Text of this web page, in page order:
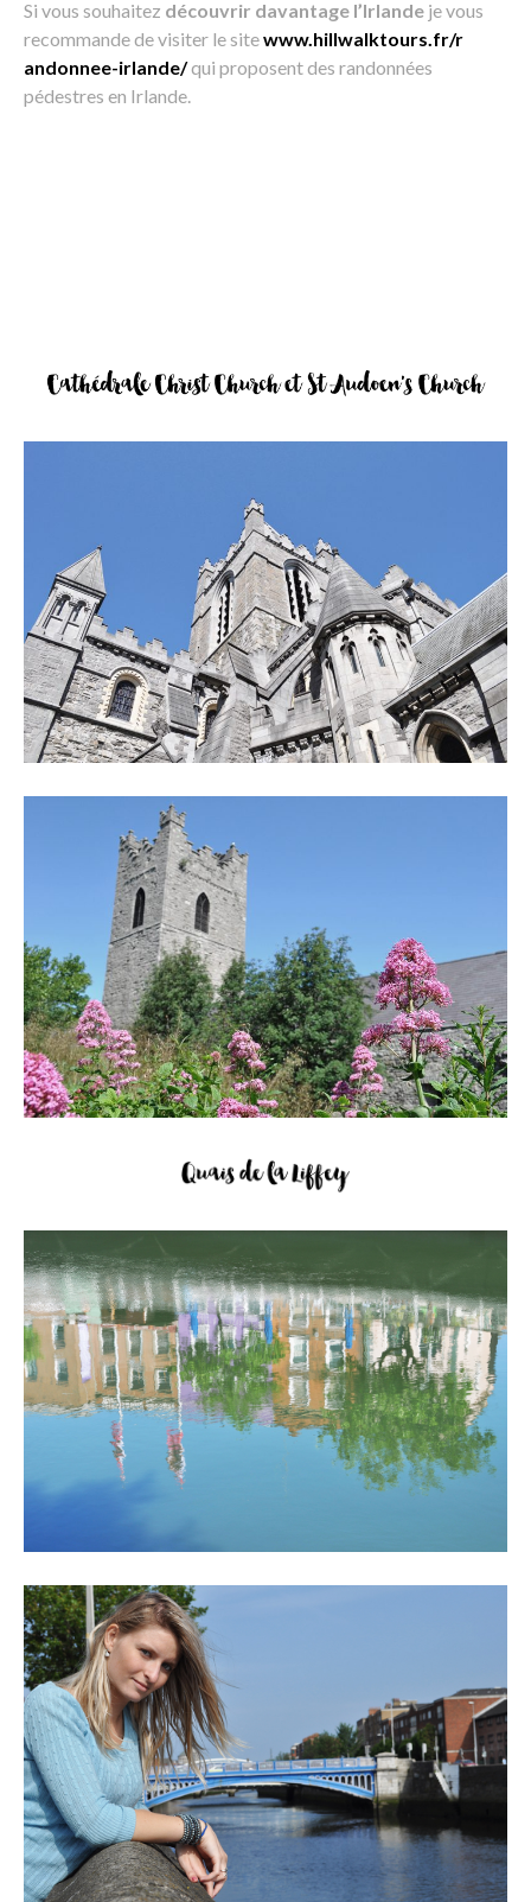
Si vous souhaitez découvrir davantage l’Irlande je vous
recommande de visiter le sitewww.hillwalktours.fr/r
andonnee-irlande/qui proposent des randonnées
pédestres en Irlande.